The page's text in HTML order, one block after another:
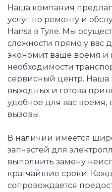
Наша компания
услуг по ремонту и
Hansa в Туле. Мы
сложности прямо у вас
экономит ваше время и
необходимости
сервисный центр. Наша
выходных и готова
удобное для вас время,
вызовы.
В наличии имеется
запчастей для
выполнить замену
кратчайшие сроки.
сопровождается